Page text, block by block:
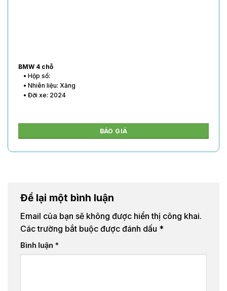
BMW 4 chỗ
• Hộp số:
• Nhiên liệu: Xăng
• Đời xe: 2024
BÁO GIÁ
Để lại một bình luận
Email của bạn sẽ không được hiển thị công khai.
Các trường bắt buộc được đánh dấu *
Bình luận *